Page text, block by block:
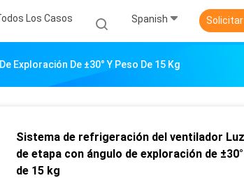
Los Casos Spanish
Exploración De ±30° Y Peso De 15 Kg
Sistema de refrigeración del ventilador
de etapa con ángulo de exploración de
de 15 kg